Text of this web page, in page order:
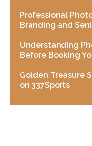
Professional
Branding and
Understanding
Before Booking
Golden Treasure
on 337Sports